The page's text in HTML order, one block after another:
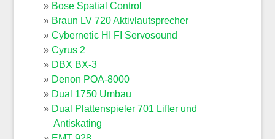
Bose Spatial Control
Braun LV 720 Aktivlautsprecher
Cybernetic HI FI Servosound
Cyrus 2
DBX BX-3
Denon POA-8000
Dual 1750 Umbau
Dual Plattenspieler 701 Lifter und
Antiskating